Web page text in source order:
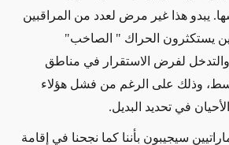
يبدو هذا غير مرض لعدد من المراقبين
يستكثرون الحراك " الصاخب"
والتدخل لفرض الاستقرار في مناطق
وذلك على الرغم من فشل هؤلاء
في تحديد البديل.
سيجيبون بأننا كما نجحنا في إقامة